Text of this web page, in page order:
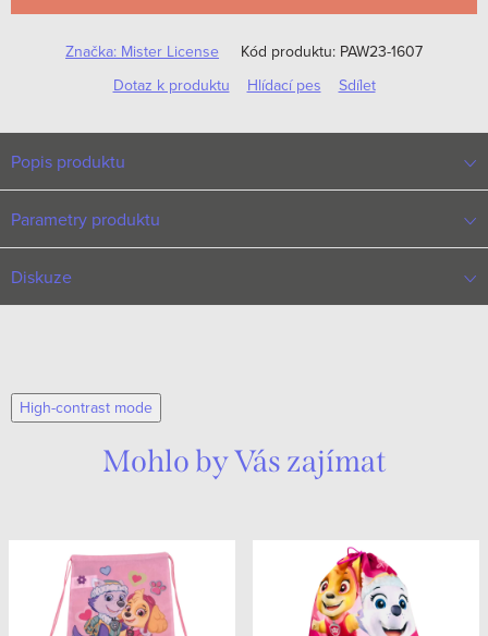
Značka: Mister License Kód produktu: PAW23-1607
Dotaz k produktu
Hlídací pes Sdílet
Popis produktu
Parametry produktu
Diskuze
High-contrast mode
Mohlo by Vás zajímat